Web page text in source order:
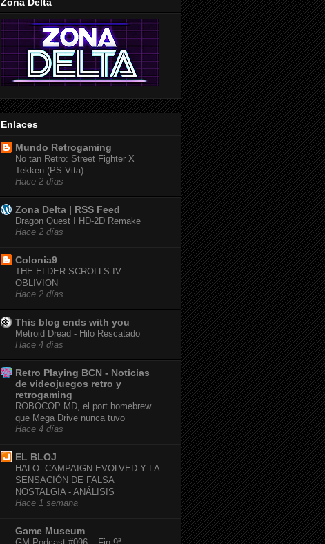
Enlaces
Mundo Retrogaming
No tan Retro: Street Fighter X
Tekken (PS Vita)
Hace 2 días
Zona Delta | RSS Feed
Dragon Quest I HD-2D Remake
Hace 2 días
Colonia9
THE ELDER SCROLLS IV:
OBLIVION
Hace 2 días
This blog ends with you
Metroid Dread - Hilo Rescatado
Hace 4 días
Retro Playing BCN - Noticias
de videojuegos retro y
retrogaming
ROBOCOP MD, el port homebrew
que Mega Drive nunca tuvo
Hace 4 días
EL BLOJ
HALO: CAMPAIGN EVOLVED Y LA
SENSACIÓN DE FALSA
NOSTALGIA - ANÁLISIS
Hace 1 semana
Game Museum